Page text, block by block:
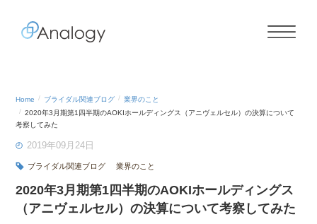
Home ブライダル関連ブログ
業界のこと
2020年3月期第1四半期のAOKIホールディングス（アニヴェルセル）の決算について
考察してみた
2019年09月24日
ブライダル関連ブログ 業界のこと
2020年3月期第1四半期のAOKIホールディングス
（アニヴェルセル）の決算について考察してみた